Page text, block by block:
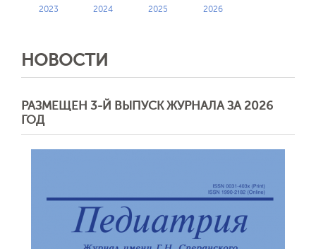
2023 2024 2025 2026
НОВОСТИ
РАЗМЕЩЕН 3-Й ВЫПУСК ЖУРНАЛА ЗА 2026
ГОД